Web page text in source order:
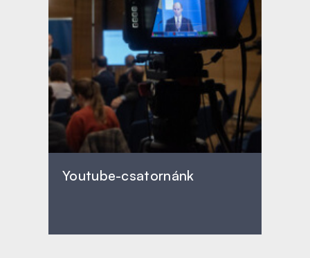
Youtube-csatornánk